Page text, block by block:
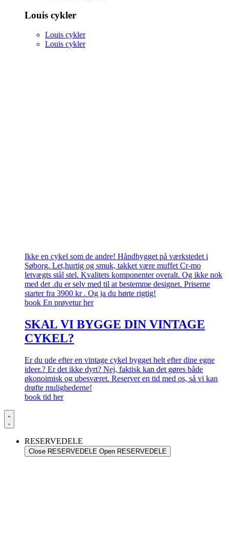
Louis cykler
Louis cykler
Louis cykler
Ikke en cykel som de andre! Håndbygget på værkstedet i
Søborg. Let,hurtig og smuk, takket være muffet Cr-mo
letvægts stål stel. Kvalitets komponenter overalt. Og ikke nok
med det .du er selv med til at bestemme designet. Priserne
starter fra 3900 kr . Og ja du hørte rigtig!
book En prøvetur her
SKAL VI BYGGE DIN VINTAGE
CYKEL?
Er du ude efter en vintage cykel bygget helt efter dine egne
ideer.? Er det ikke dyrt? Nej, faktisk kan det gøres både
økonoimisk og ubesværet. Reserver en tid med os, så vi kan
drøfte mulighederne!
book tid her
RESERVEDELE
Close RESERVEDELE Open RESERVEDELE